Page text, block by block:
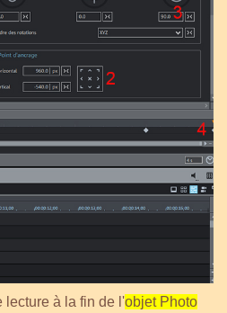
lecture à la fin de l'objet Photo